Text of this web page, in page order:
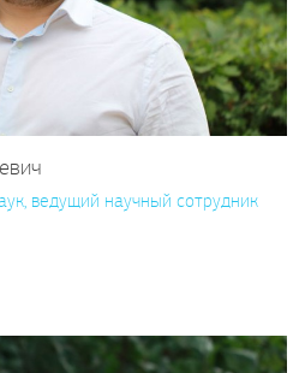
ведущий научный сотрудник